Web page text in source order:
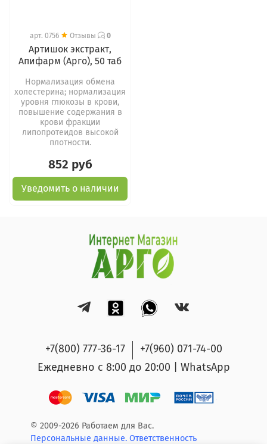
арт. 0756 Отзывы 0
Артишок экстракт,
Апифарм (Арго), 50 таб
Нормализация обмена
холестерина; нормализация
уровня глюкозы в крови,
повышение содержания в
крови фракции
липопротеидов высокой
плотности.
852 руб
Уведомить о наличии
+7(800) 777-36-17
+7(960) 071-74-00
Ежедневно с 8:00 до 20:00 | WhatsApp
© 2009-2026 Работаем для Вас.
Персональные данные. Ответственность